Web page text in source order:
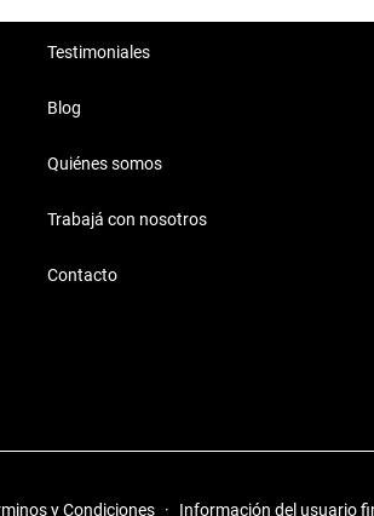
Testimoniales
Blog
Quiénes somos
Trabajá con nosotros
Contacto
y Condiciones · Información del usuario